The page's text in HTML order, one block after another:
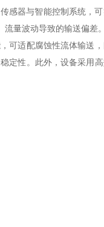
器与智能控制系统，可
量波动导致的输送偏差。
适配腐蚀性流体输送，
定性。此外，设备采用